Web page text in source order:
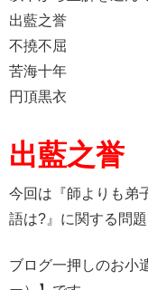
出藍之誉
不撓不屈
苦海十年
円頂黒衣
出藍之誉
今回は『師よりも弟
語は?』に関する問
ブログ一押しのお小